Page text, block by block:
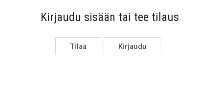
Kir­jau­du sisään tai tee tilaus
Tilaa Kir­jau­du